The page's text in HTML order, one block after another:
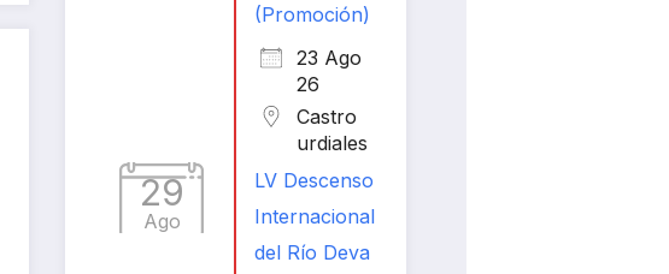
(Promoción)
23 Ago
26
Castro
urdiales
29
Ago
LV Descenso
Internacional
del Río Deva